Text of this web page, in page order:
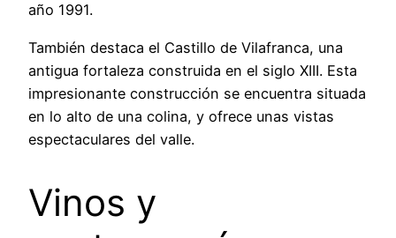
año 1991.
También destaca el Castillo de Vilafranca, una
antigua fortaleza construida en el siglo XIII. Esta
impresionante construcción se encuentra situada
en lo alto de una colina, y ofrece unas vistas
espectaculares del valle.
Vinos y